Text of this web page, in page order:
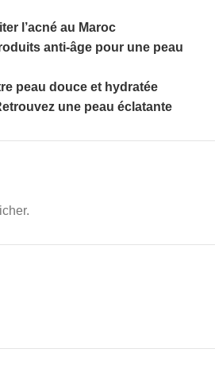
l’acné au Maroc
anti-âge pour une peau
peau douce et hydratée
une peau éclatante